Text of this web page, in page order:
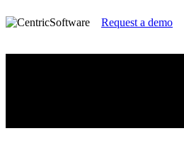
Request a demo